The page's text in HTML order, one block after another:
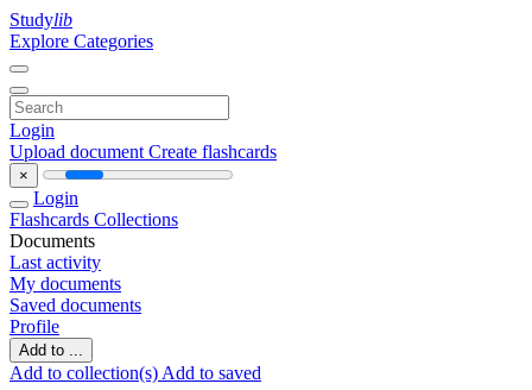
Studylib
Explore Categories
Login
Upload document Create flashcards
×
Login
Flashcards Collections
Documents
Last activity
My documents
Saved documents
Profile
Add to ...
Add to collection(s) Add to saved